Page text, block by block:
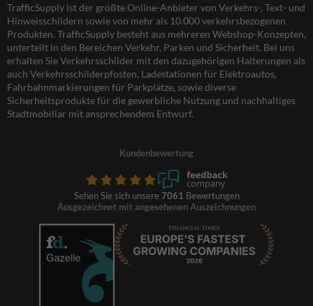
TrafficSupply ist der größte Online-Anbieter von Verkehrs-, Text- und
Hinweisschildern sowie von mehr als 10.000 verkehrsbezogenen
Produkten. TrafficSupply besteht aus mehreren Webshop-Konzepten,
unterteilt in den Bereichen Verkehr, Parken und Sicherheit. Bei uns
erhalten Sie Verkehrsschilder mit den dazugehörigen Halterungen als
auch Verkehrsschilderpfosten, Ladestationen für Elektroautos,
Fahrbahnmarkierungen für Parkplätze, sowie diverse
Sicherheitsprodukte für die gewerbliche Nutzung und nachhaltiges
Stadtmobiliar mit ansprechendem Entwurf.
Kundenbewertung
Sehen Sie sich unsere 7061 Bewertungen
Ausgezeichnet mit angesehenen Auszeichnungen